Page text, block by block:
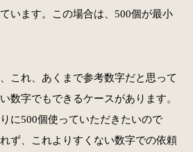
います。この場合は、500個が最小
これ、あくまで参考数字だと思って
数字でもできるケースがあります。
に500個使っていただきたいので
ず、これよりすくない数字での依頼